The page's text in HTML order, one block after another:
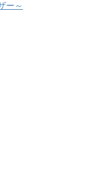
ー～